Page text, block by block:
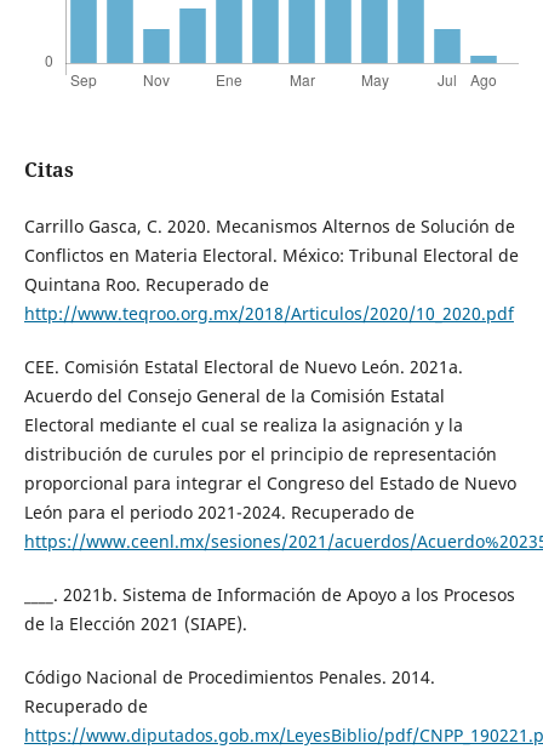
Citas
Carrillo Gasca, C. 2020. Mecanismos Alternos de Solución de
Conflictos en Materia Electoral. México: Tribunal Electoral de
Quintana Roo. Recuperado de
http://www.teqroo.org.mx/2018/Articulos/2020/10_2020.pdf
CEE. Comisión Estatal Electoral de Nuevo León. 2021a.
Acuerdo del Consejo General de la Comisión Estatal
Electoral mediante el cual se realiza la asignación y la
distribución de curules por el principio de representación
proporcional para integrar el Congreso del Estado de Nuevo
León para el periodo 2021-2024. Recuperado de
https://www.ceenl.mx/sesiones/2021/acuerdos/
____. 2021b. Sistema de Información de Apoyo a los Procesos
de la Elección 2021 (SIAPE).
Código Nacional de Procedimientos Penales. 2014.
Recuperado de
https://www.diputados.gob.mx/LeyesBiblio/pdf/